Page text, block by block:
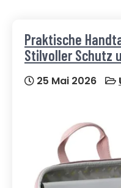
Praktische
Stilvoller Schutz
25 Mai 2026